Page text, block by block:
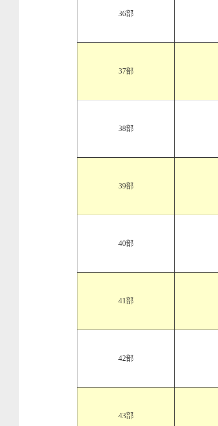
36部
37部
38部
39部
40部
41部
42部
43部